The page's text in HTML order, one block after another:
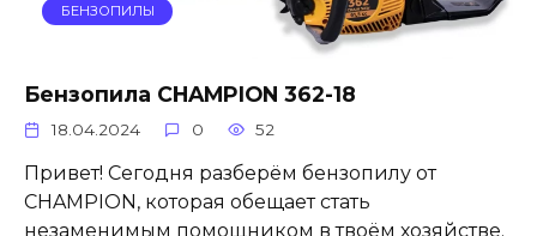
БЕНЗОПИЛЫ
Бензопила CHAMPION 362-18
18.04.2024 0 52
Привет! Сегодня разберём бензопилу от
CHAMPION, которая обещает стать
незаменимым помощником в твоём хозяйстве.